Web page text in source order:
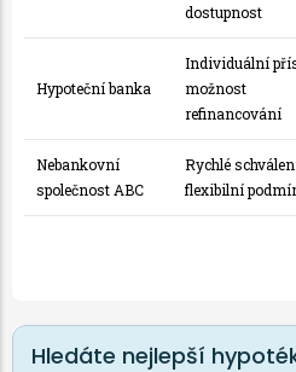
dostupnost
Hypoteční banka
Individuální
možnost
refinancování
Nebankovní
společnost ABC
Rychlé
flexibilní
Hledáte nejlepší